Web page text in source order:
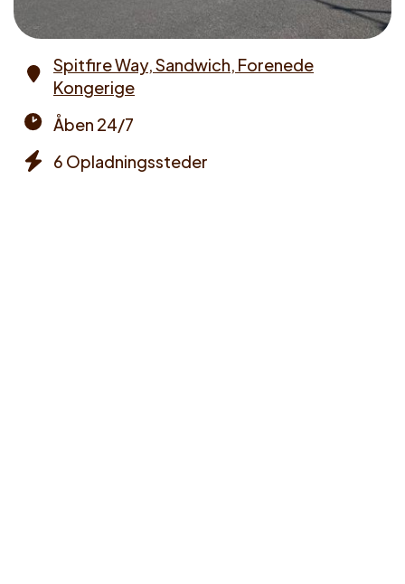
Address
Spitfire Way, Sandwich, Forenede
Kongerige
times
Åben 24/7
6 Opladningssteder